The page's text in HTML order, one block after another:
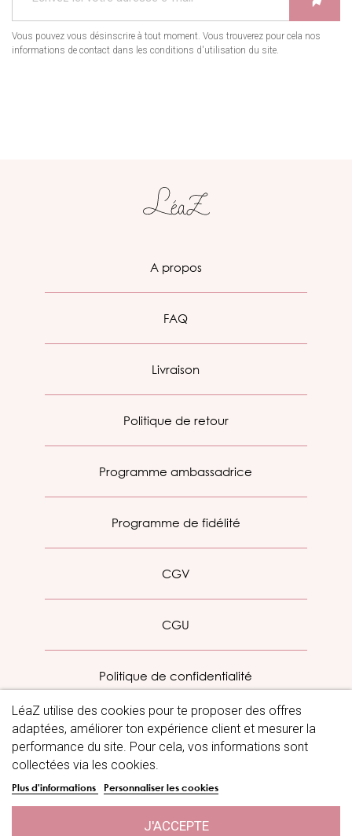
Vous pouvez vous désinscrire à tout moment. Vous trouverez pour cela nos
informations de contact dans les conditions d'utilisation du site.
A propos
FAQ
Livraison
Politique de retour
Programme ambassadrice
Programme de fidélité
CGV
CGU
Politique de confidentialité
Mentions légales
LéaZ utilise des cookies pour te proposer des offres
adaptées, améliorer ton expérience client et mesurer la
performance du site. Pour cela, vos informations sont
collectées via les cookies.
Plus d'informations Personnaliser les cookies
J'ACCEPTE